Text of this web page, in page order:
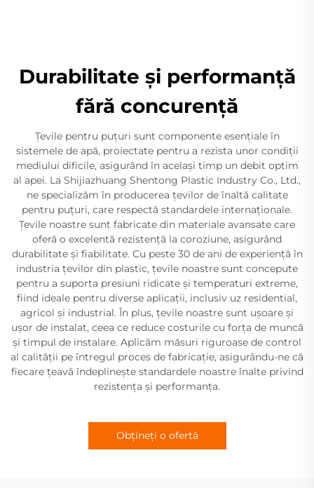
Durabilitate şi performanţă
fără concurenţă
Țevile pentru puțuri sunt componente esențiale în
sistemele de apă, proiectate pentru a rezista unor condiții
mediului dificile, asigurând în același timp un debit optim
al apei. La Shijiazhuang Shentong Plastic Industry Co., Ltd.,
ne specializăm în producerea țevilor de înaltă calitate
pentru puțuri, care respectă standardele internaționale.
Țevile noastre sunt fabricate din materiale avansate care
oferă o excelentă rezistență la coroziune, asigurând
durabilitate și fiabilitate. Cu peste 30 de ani de experiență în
industria țevilor din plastic, țevile noastre sunt concepute
pentru a suporta presiuni ridicate și temperaturi extreme,
fiind ideale pentru diverse aplicații, inclusiv uz residential,
agricol și industrial. În plus, țevile noastre sunt ușoare și
ușor de instalat, ceea ce reduce costurile cu forța de muncă
și timpul de instalare. Aplicăm măsuri riguroase de control
al calității pe întregul proces de fabricație, asigurându-ne că
fiecare țeavă îndeplinește standardele noastre înalte privind
rezistența și performanța.
Obțineți o ofertă